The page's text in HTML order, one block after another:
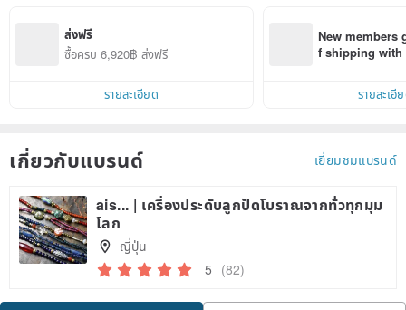
ส่งฟรี
ซื้อครบ 6,920฿ ส่งฟรี
รายละเอียด
New members
f shipping
within 7 days!
รายละเอี
เกี่ยวกับแบรนด์ เยี่ยมชมแบรนด์
ais... | เครื่องประดับลูกปัดโบราณจากทั่วทุกมุม
โลก
ญี่ปุ่น
5 (82)